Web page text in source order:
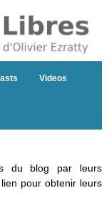
Videos
du blog par leurs
pour obtenir leurs